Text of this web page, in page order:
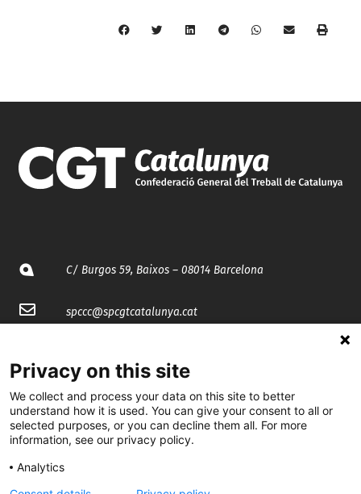
C/ Burgos 59, Baixos – 08014 Barcelona
spccc@spcgtcatalunya.cat
@CGTCatalunya
cgtcatalunya
Privacy on this site
We collect and process your data on this site to better
understand how it is used. You can give your consent to all or
selected purposes, or you can decline them all. For more
information, see our privacy policy.
Analytics